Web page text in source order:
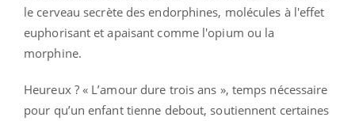
le cerveau secrète des endorphines, molécules à l'effet
euphorisant et apaisant comme l'opium ou la
morphine.
Heureux ? « L’amour dure trois ans », temps nécessaire
pour qu’un enfant tienne debout, soutiennent certaines